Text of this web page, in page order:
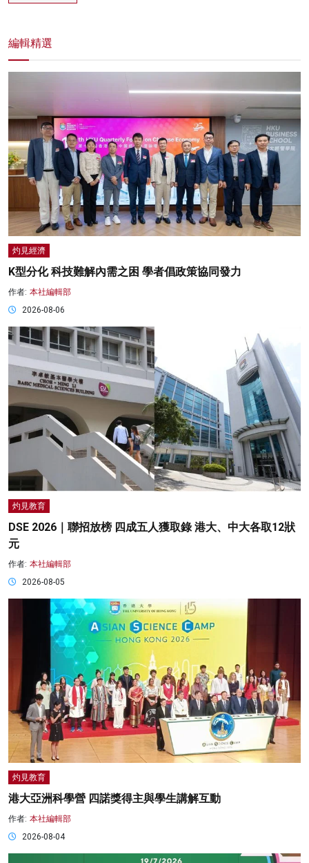
編輯精選
灼見經濟
K型分化 科技難解內需之困 學者倡政策協同發力
作者: 本社編輯部
2026-08-06
灼見教育
DSE 2026｜聯招放榜 四成五人獲取錄 港大、中大各取12狀
元
作者: 本社編輯部
2026-08-05
灼見教育
港大亞洲科學營 四諾獎得主與學生講解互動
作者: 本社編輯部
2026-08-04